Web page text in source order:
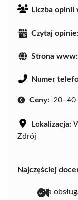
Liczba opinii
Czytaj opinie:
Strona www:
Numer
Ceny: 20–40
Lokalizacja:
Zdrój
Najczęściej
miła